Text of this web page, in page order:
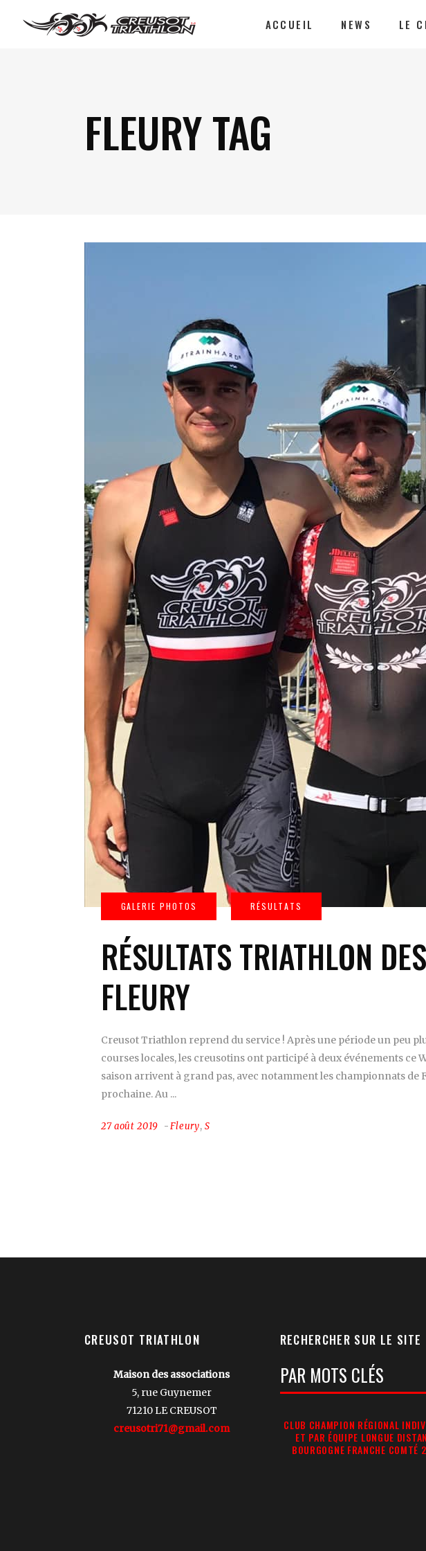
ACCUEIL NEWS LE
FLEURY TAG
RÉSULTATS TRIATHLON
FLEURY
Creusot Triathlon reprend du service ! Après une période un peu
courses locales, les creusotins ont participé à deux événements ce
saison arrivent à grand pas, avec notamment les championnats de
prochaine. Au
27 août 2019 Fleury,S
CREUSOT TRIATHLON
Maison des associations
5, rue Guynemer
71210 LE CREUSOT
creusotri71@gmail.com
RECHERCHER SUR LE SITE
Votre
Recherche:
CLUB CHAMPION RÉGIONAL
ET PAR ÉQUIPE LONGUE
BOURGOGNE FRANCHE COMTÉ